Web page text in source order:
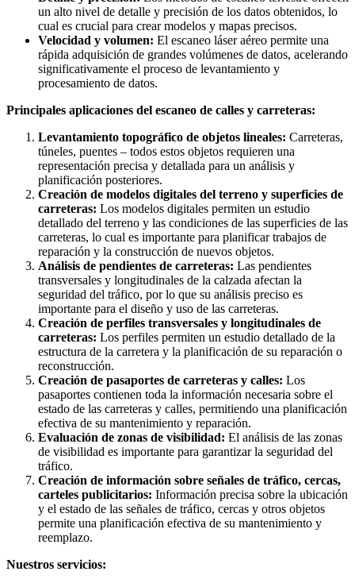
un alto nivel de detalle y precisión de los datos obtenidos, lo
cual es crucial para crear modelos y mapas precisos.
Velocidad y volumen: El escaneo láser aéreo permite una
rápida adquisición de grandes volúmenes de datos, acelerando
significativamente el proceso de levantamiento y
procesamiento de datos.
Principales aplicaciones del escaneo de calles y carreteras:
Levantamiento topográfico de objetos lineales: Carreteras,
túneles, puentes – todos estos objetos requieren una
representación precisa y detallada para un análisis y
planificación posteriores.
Creación de modelos digitales del terreno y superficies de
carreteras: Los modelos digitales permiten un estudio
detallado del terreno y las condiciones de las superficies de las
carreteras, lo cual es importante para planificar trabajos de
reparación y la construcción de nuevos objetos.
Análisis de pendientes de carreteras: Las pendientes
transversales y longitudinales de la calzada afectan la
seguridad del tráfico, por lo que su análisis preciso es
importante para el diseño y uso de las carreteras.
Creación de perfiles transversales y longitudinales de
carreteras: Los perfiles permiten un estudio detallado de la
estructura de la carretera y la planificación de su reparación o
reconstrucción.
Creación de pasaportes de carreteras y calles: Los
pasaportes contienen toda la información necesaria sobre el
estado de las carreteras y calles, permitiendo una planificación
efectiva de su mantenimiento y reparación.
Evaluación de zonas de visibilidad: El análisis de las zonas
de visibilidad es importante para garantizar la seguridad del
tráfico.
Creación de información sobre señales de tráfico, cercas,
carteles publicitarios: Información precisa sobre la ubicación
y el estado de las señales de tráfico, cercas y otros objetos
permite una planificación efectiva de su mantenimiento y
reemplazo.
Nuestros servicios: